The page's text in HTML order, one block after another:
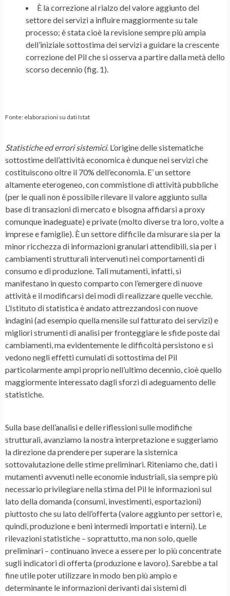
È la correzione al rialzo del valore aggiunto del
settore dei servizi a influire maggiormente su tale
processo; è stata cioè la revisione sempre più ampia
dell’iniziale sottostima dei servizi a guidare la crescente
correzione del Pil che si osserva a partire dalla metà dello
scorso decennio (fig. 1).
Fonte: elaborazioni su dati Istat
Statistiche ed errori sistemici. L’origine delle sistematiche
sottostime dell’attività economica è dunque nei servizi che
costituiscono oltre il 70% dell’economia. E’ un settore
altamente eterogeneo, con commistione di attività pubbliche
(per le quali non è possibile rilevare il valore aggiunto sulla
base di transazioni di mercato e bisogna affidarsi a proxy
comunque inadeguate) e private (molto diverse tra loro, volte a
imprese e famiglie). È un settore difficile da misurare sia per la
minor ricchezza di informazioni granulari attendibili, sia per i
cambiamenti strutturali intervenuti nei comportamenti di
consumo e di produzione. Tali mutamenti, infatti, si
manifestano in questo comparto con l’emergere di nuove
attività e il modificarsi dei modi di realizzare quelle vecchie.
L’Istituto di statistica è andato attrezzandosi con nuove
indagini (ad esempio quella mensile sul fatturato dei servizi) e
migliori strumenti di analisi per fronteggiare le sfide poste dai
cambiamenti, ma evidentemente le difficoltà persistono e si
vedono negli effetti cumulati di sottostima del Pil
particolarmente ampi proprio nell’ultimo decennio, cioè quello
maggiormente interessato dagli sforzi di adeguamento delle
statistiche.
Sulla base dell’analisi e delle riflessioni sulle modifiche
strutturali, avanziamo la nostra interpretazione e suggeriamo
la direzione da prendere per superare la sistemica
sottovalutazione delle stime preliminari. Riteniamo che, dati i
mutamenti avvenuti nelle economie industriali, sia sempre più
necessario privilegiare nella stima del Pil le informazioni sul
lato della domanda (consumi, investimenti, esportazioni)
piuttosto che su lato dell’offerta (valore aggiunto per settori e,
quindi, produzione e beni intermedi importati e interni). Le
rilevazioni statistiche – soprattutto, ma non solo, quelle
preliminari – continuano invece a essere per lo più concentrate
sugli indicatori di offerta (produzione e lavoro). Sarebbe a tal
fine utile poter utilizzare in modo ben più ampio e
determinante le informazioni derivanti dai sistemi di